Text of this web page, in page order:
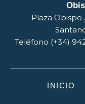
Plaza Obispo
Teléfono (+34)
INICIO